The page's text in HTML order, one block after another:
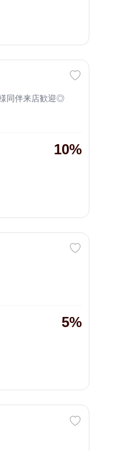
同伴来店歓迎◎
10%
5%